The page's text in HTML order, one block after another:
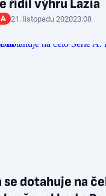
řídil výhru Lazia
21. listopadu 202023:08
dotahuje na